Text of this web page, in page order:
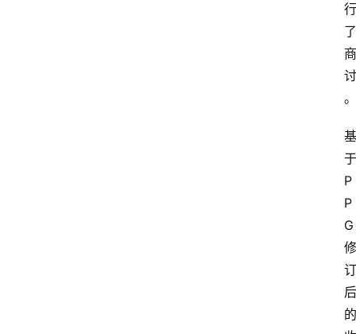
行
了
商
讨
。
基
于
P
P
G
修
订
后
的